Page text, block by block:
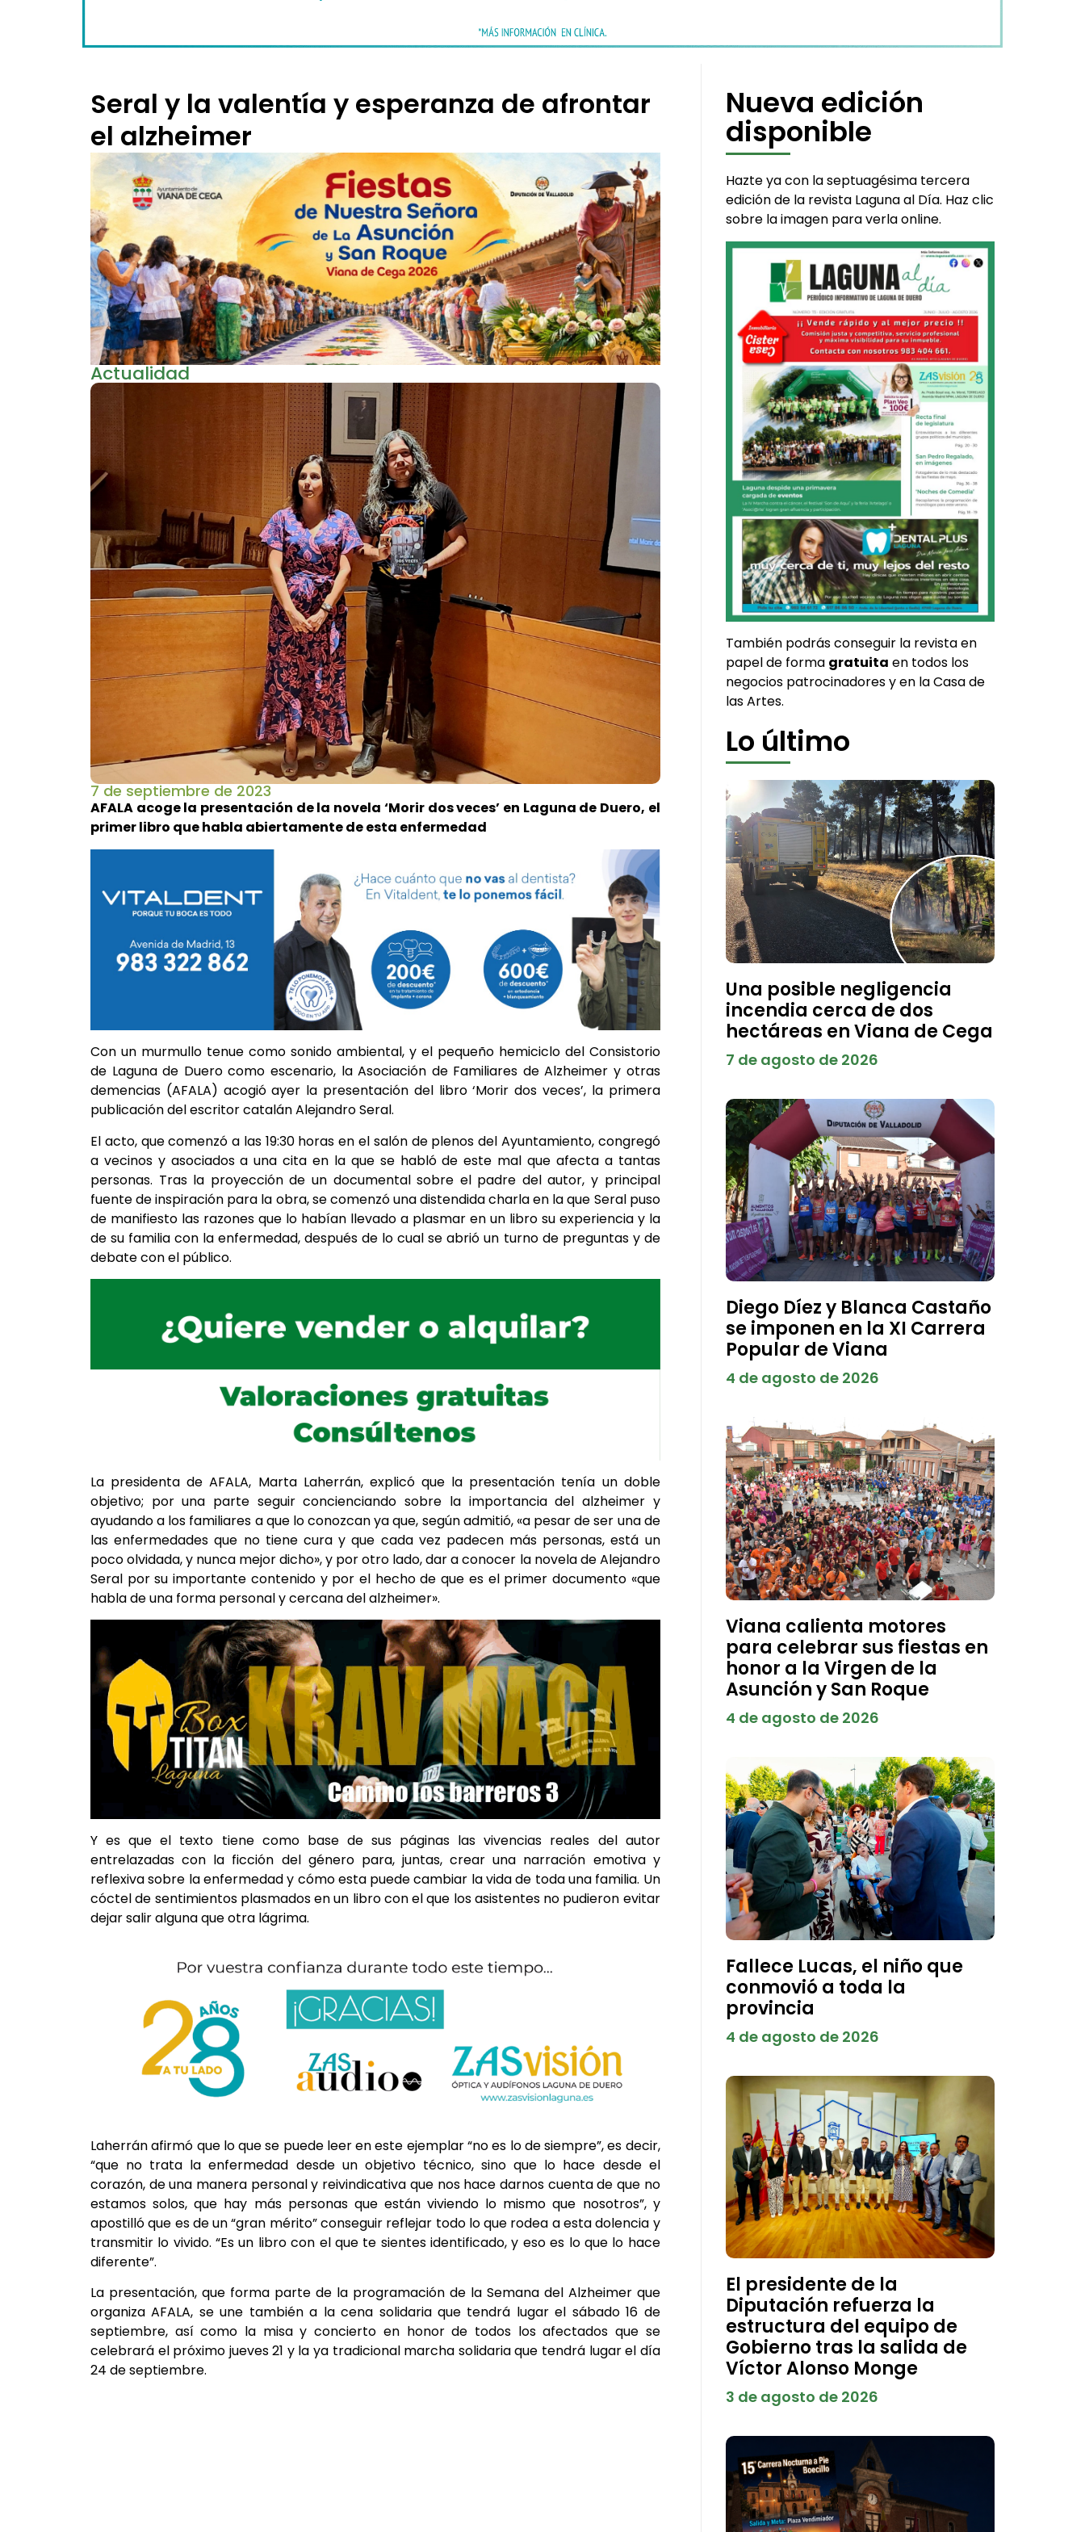
Seral y la valentía y esperanza de afrontar
el alzheimer
Actualidad
7 de septiembre de 2023
AFALA acoge la presentación de la novela ‘Morir dos veces’ en Laguna de Duero, el
primer libro que habla abiertamente de esta enfermedad
Con un murmullo tenue como sonido ambiental, y el pequeño hemiciclo del Consistorio
de Laguna de Duero como escenario, la Asociación de Familiares de Alzheimer y otras
demencias (AFALA) acogió ayer la presentación del libro ‘Morir dos veces’, la primera
publicación del escritor catalán Alejandro Seral.
El acto, que comenzó a las 19:30 horas en el salón de plenos del Ayuntamiento, congregó
a vecinos y asociados a una cita en la que se habló de este mal que afecta a tantas
personas. Tras la proyección de un documental sobre el padre del autor, y principal
fuente de inspiración para la obra, se comenzó una distendida charla en la que Seral puso
de manifiesto las razones que lo habían llevado a plasmar en un libro su experiencia y la
de su familia con la enfermedad, después de lo cual se abrió un turno de preguntas y de
debate con el público.
La presidenta de AFALA, Marta Laherrán, explicó que la presentación tenía un doble
objetivo; por una parte seguir concienciando sobre la importancia del alzheimer y
ayudando a los familiares a que lo conozcan ya que, según admitió, «a pesar de ser una de
las enfermedades que no tiene cura y que cada vez padecen más personas, está un
poco olvidada, y nunca mejor dicho», y por otro lado, dar a conocer la novela de Alejandro
Seral por su importante contenido y por el hecho de que es el primer documento «que
habla de una forma personal y cercana del alzheimer».
Y es que el texto tiene como base de sus páginas las vivencias reales del autor
entrelazadas con la ficción del género para, juntas, crear una narración emotiva y
reflexiva sobre la enfermedad y cómo esta puede cambiar la vida de toda una familia. Un
cóctel de sentimientos plasmados en un libro con el que los asistentes no pudieron evitar
dejar salir alguna que otra lágrima.
Laherrán afirmó que lo que se puede leer en este ejemplar “no es lo de siempre”, es decir,
“que no trata la enfermedad desde un objetivo técnico, sino que lo hace desde el
corazón, de una manera personal y reivindicativa que nos hace darnos cuenta de que no
estamos solos, que hay más personas que están viviendo lo mismo que nosotros”, y
apostilló que es de un “gran mérito” conseguir reflejar todo lo que rodea a esta dolencia y
transmitir lo vivido. “Es un libro con el que te sientes identificado, y eso es lo que lo hace
diferente”.
La presentación, que forma parte de la programación de la Semana del Alzheimer que
organiza AFALA, se une también a la cena solidaria que tendrá lugar el sábado 16 de
septiembre, así como la misa y concierto en honor de todos los afectados que se
celebrará el próximo jueves 21 y la ya tradicional marcha solidaria que tendrá lugar el día
24 de septiembre.
Nueva edición
disponible
Hazte ya con la septuagésima tercera
edición de la revista Laguna al Día. Haz clic
sobre la imagen para verla online.
También podrás conseguir la revista en
papel de forma gratuita en todos los
negocios patrocinadores y en la Casa de
las Artes.
Lo último
Una posible negligencia
incendia cerca de dos
hectáreas en Viana de Cega
7 de agosto de 2026
Diego Díez y Blanca Castaño
se imponen en la XI Carrera
Popular de Viana
4 de agosto de 2026
Viana calienta motores
para celebrar sus fiestas en
honor a la Virgen de la
Asunción y San Roque
4 de agosto de 2026
Fallece Lucas, el niño que
conmovió a toda la
provincia
4 de agosto de 2026
El presidente de la
Diputación refuerza la
estructura del equipo de
Gobierno tras la salida de
Víctor Alonso Monge
3 de agosto de 2026